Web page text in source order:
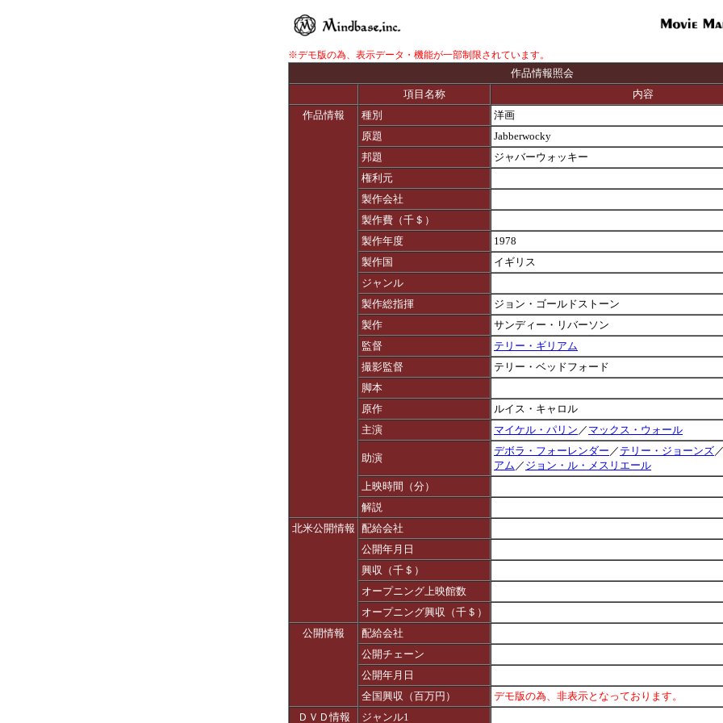
※デモ版の為、表示データ・機能が一部制限されています。
作品情報照会
項目名称
内容
作品情報
種別
洋画
原題
Jabberwocky
邦題
ジャバーウォッキー
権利元
製作会社
製作費（千＄）
製作年度
1978
製作国
イギリス
ジャンル
製作総指揮
ジョン・ゴールドストーン
製作
サンディー・リバーソン
監督
テリー・ギリアム
撮影監督
テリー・ベッドフォード
脚本
原作
ルイス・キャロル
主演
マイケル・パリン ／ マックス・ウォール
助演
デボラ・フォーレンダー ／ テリー・ジョーンズ／
アム ／ ジョン・ル・メスリエール
上映時間（分）
解説
北米公開情報 配給会社
公開年月日
興収（千＄）
オープニング上映館数
オープニング興収（千＄）
公開情報
配給会社
公開チェーン
公開年月日
全国興収（百万円）
デモ版の為、非表示となっております。
ＤＶＤ情報
ジャンル1